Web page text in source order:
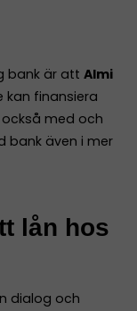
bank är att Almi
kan finansiera
med och
bank även i mer
lån hos
dialog och